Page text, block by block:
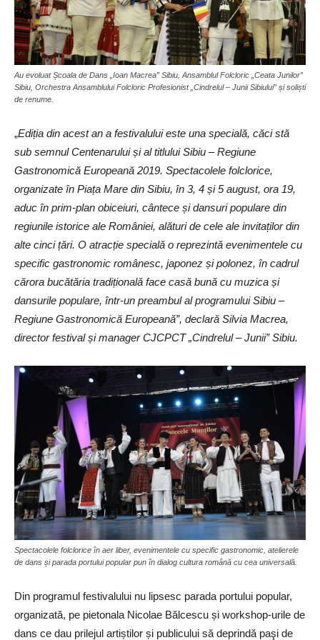
Au evoluat Școala de Dans „Ioan Macrea” Sibiu, Ansamblul Folcloric „Ceata Junilor”
Sibiu, Orchestra Ansamblului Folcloric Profesionist „Cindrelul – Junii Sibiului” și soliști
de renume.
„Ediția din acest an a festivalului este una specială, căci stă
sub semnul Centenarului și al titlului Sibiu – Regiune
Gastronomică Europeană 2019. Spectacolele folclorice,
organizate în Piața Mare din Sibiu, în 3, 4 și 5 august, ora 19,
aduc în prim-plan obiceiuri, cântece și dansuri populare din
regiunile istorice ale României, alături de cele ale invitaților din
alte cinci țări. O atracție specială o reprezintă evenimentele cu
specific gastronomic românesc, japonez și polonez, în cadrul
cărora bucătăria tradițională face casă bună cu muzica și
dansurile populare, într-un preambul al programului Sibiu –
Regiune Gastronomică Europeană”, declară Silvia Macrea,
director festival și manager CJCPCT „Cindrelul – Junii” Sibiu.
Spectacolele folclorice în aer liber, evenimentele cu specific gastronomic, atelierele
de dans și parada portului popular pun în dialog cultura română cu cea universală.
Din programul festivalului nu lipsesc parada portului popular,
organizată, pe pietonala Nicolae Bălcescu și workshop-urile de
dans ce dau prilejul artiștilor și publicului să deprindă paşi de